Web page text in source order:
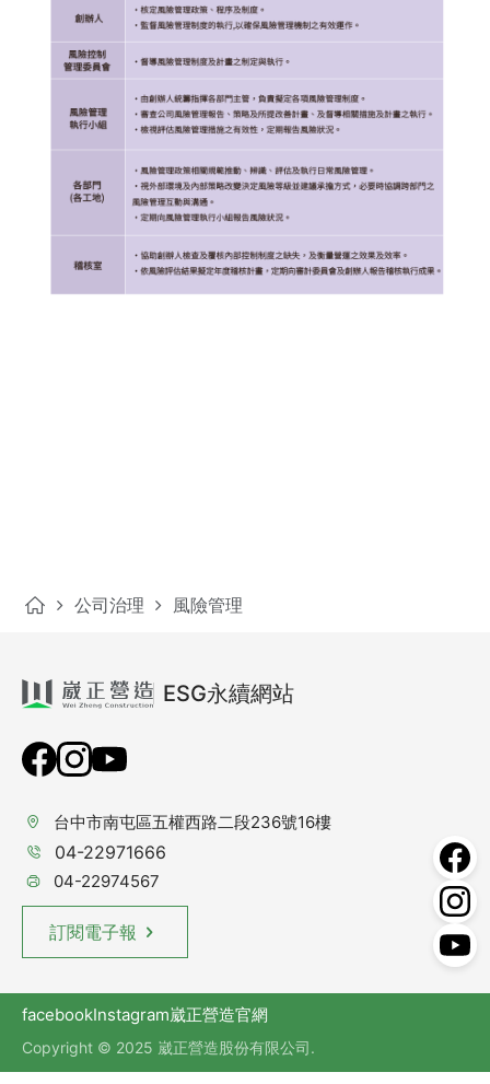
公司治理 風險管理
ESG永續網站
台中市南屯區五權西路二段236號16樓
04-22971666
04-22974567
訂閱電子報
facebookInstagram崴正營造官網
Copyright © 2025 崴正營造股份有限公司.